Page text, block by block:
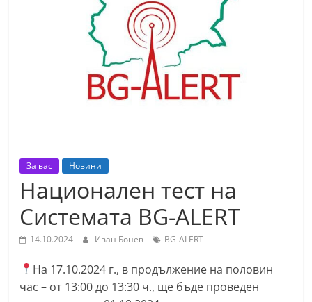
т
К
з
а
к
и
б
л
а
с
За вас Новини
Национален тест на
Системата BG-ALERT
14.10.2024 Иван Бонев BG-ALERT
На 17.10.2024 г., в продължение на половин
час – от 13:00 до 13:30 ч., ще бъде проведен